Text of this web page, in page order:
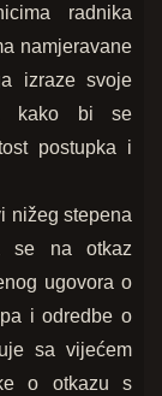
radnika
namjeravane
izraze svoje
kako bi se
postupka i
nižeg stepena
se na otkaz
ugovora o
i odredbe o
sa vijećem
o otkazu s